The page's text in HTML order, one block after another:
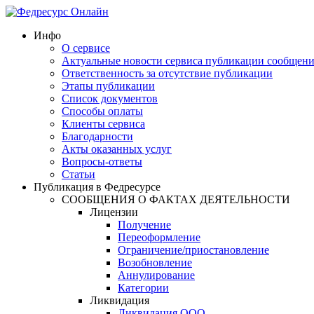
Инфо
О сервисе
Актуальные новости сервиса публикации
Ответственность за отсутствие публикации
Этапы публикации
Список документов
Способы оплаты
Клиенты сервиса
Благодарности
Акты оказанных услуг
Вопросы-ответы
Статьи
Публикация в Федресурсе
СООБЩЕНИЯ О ФАКТАХ ДЕЯТЕЛЬНОСТИ
Лицензии
Получение
Переоформление
Ограничение/приостановление
Возобновление
Аннулирование
Категории
Ликвидация